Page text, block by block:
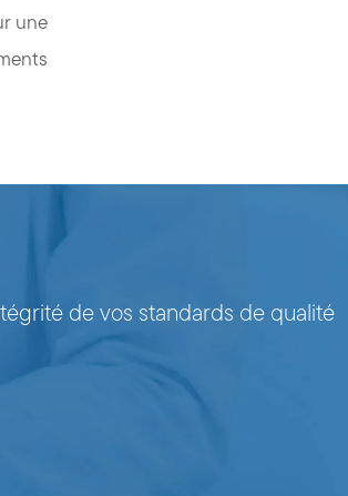
une
de vos standards de qualité